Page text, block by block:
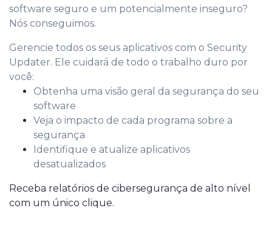
software seguro e um potencialmente inseguro?
Nós conseguimos.
Gerencie todos os seus aplicativos com o Security
Updater. Ele cuidará de todo o trabalho duro por
você:
Obtenha uma visão geral da segurança do seu
software
Veja o impacto de cada programa sobre a
segurança
Identifique e atualize aplicativos
desatualizados
Receba relatórios de cibersegurança de alto nível
com um único clique.